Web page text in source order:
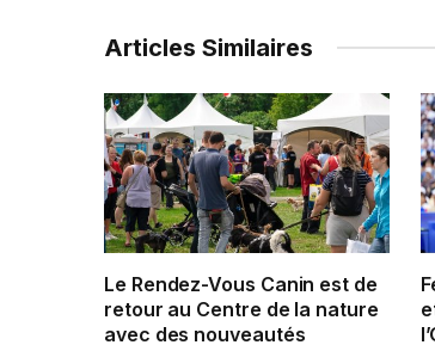
Articles Similaires
Le Rendez-Vous Canin est de
retour au Centre de la nature
avec des nouveautés